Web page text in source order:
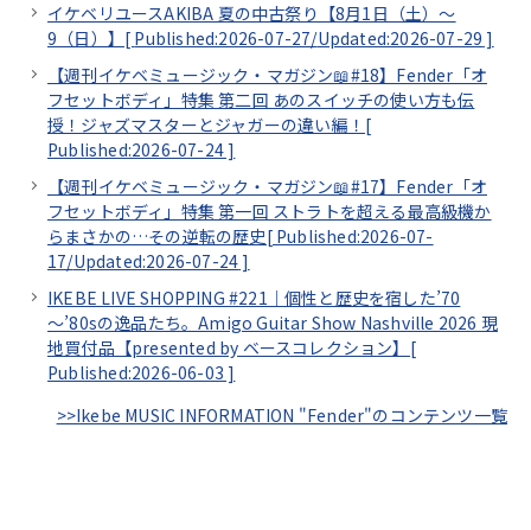
イケベリユースAKIBA 夏の中古祭り【8月1日（土）～
9（日）】[ Published:2026-07-27/Updated:2026-07-29 ]
【週刊イケベミュージック・マガジン📖#18】Fender「オ
フセットボディ」特集 第二回 あのスイッチの使い方も伝
授！ジャズマスターとジャガーの違い編！[
Published:2026-07-24 ]
【週刊イケベミュージック・マガジン📖#17】Fender「オ
フセットボディ」特集 第一回 ストラトを超える最高級機か
らまさかの…その逆転の歴史[ Published:2026-07-
17/Updated:2026-07-24 ]
IKEBE LIVE SHOPPING #221｜個性と歴史を宿した’70
～’80sの逸品たち。Amigo Guitar Show Nashville 2026 現
地買付品【presented by ベースコレクション】[
Published:2026-06-03 ]
>>Ikebe MUSIC INFORMATION "Fender"のコンテンツ一覧